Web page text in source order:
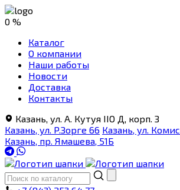
0 %
Каталог
О компании
Наши работы
Новости
Доставка
Контакты
Казань, ул. А. Кутуя IIO Д, корп. З
Казань, ул. Р.Зорге 66 Казань, ул.
Казань, пр. Ямашева, 51Б